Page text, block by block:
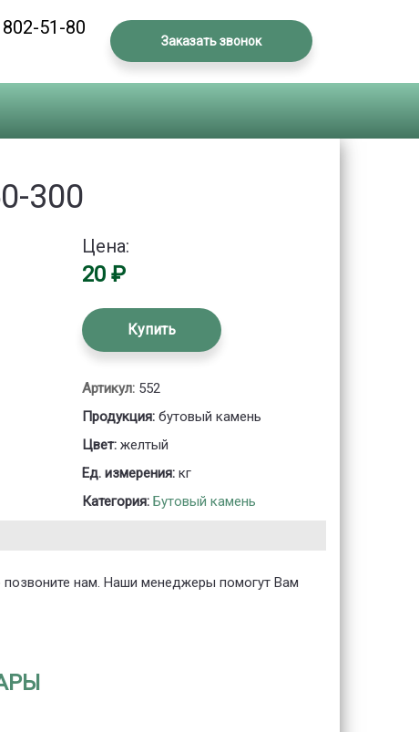
51-80
Заказать звонок
300
20 ₽
Купить
Артикул: 552
Продукция:бутовый камень
Цвет:желтый
Ед. измерения:кг
Категория:Бутовый камень
позвоните нам. Наши менеджеры помогут Вам